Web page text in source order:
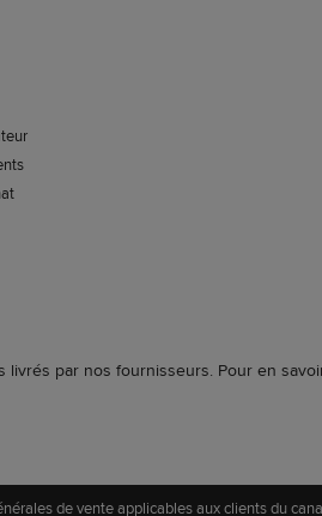
par nos fournisseurs. Pour en
de vente applicables aux clients du